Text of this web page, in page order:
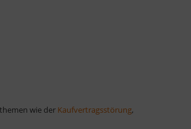
wie der Kaufvertragsstörung,